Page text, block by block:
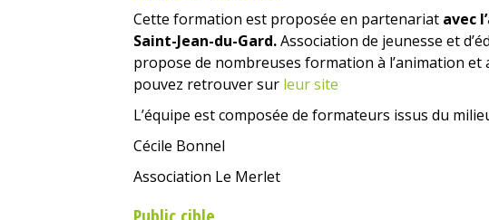
Cette formation est proposée en partenariat avec
Saint-Jean-du-Gard.Association de jeunesse et
propose de nombreuses formation à l’animation
pouvez retrouver sur leur site
L’équipe est composée de formateurs issus du
Cécile Bonnel
Association Le Merlet